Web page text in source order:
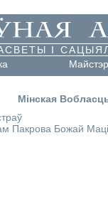
І
Мінская
Пакрова Божай Маці